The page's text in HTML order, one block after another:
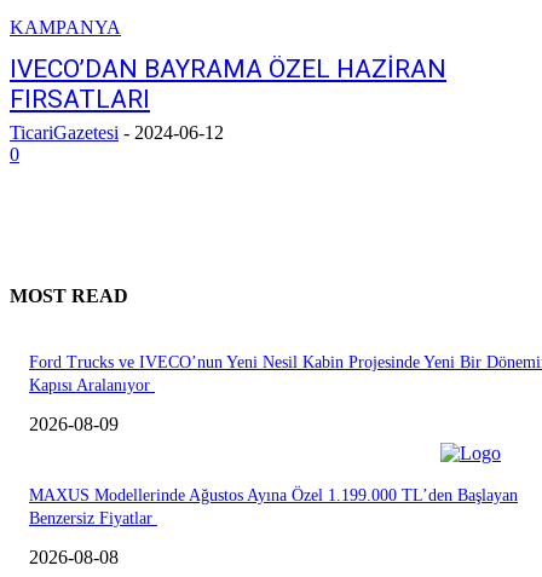
KAMPANYA
IVECO’DAN BAYRAMA ÖZEL HAZİRAN
FIRSATLARI
TicariGazetesi - 2024-06-12
0
MOST READ
Ford Trucks ve IVECO’nun Yeni Nesil Kabin Projesinde Yeni Bir
Kapısı Aralanıyor
2026-08-09
MAXUS Modellerinde Ağustos Ayına Özel 1.199.000 TL’den Başlayan
Benzersiz Fiyatlar
2026-08-08